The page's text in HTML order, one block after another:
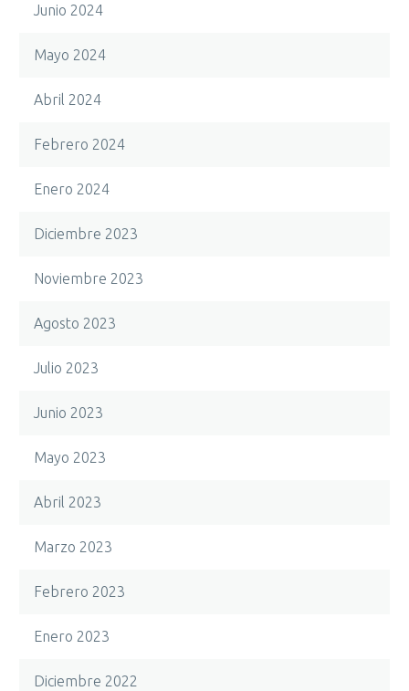
Junio 2024
Mayo 2024
Abril 2024
Febrero 2024
Enero 2024
Diciembre 2023
Noviembre 2023
Agosto 2023
Julio 2023
Junio 2023
Mayo 2023
Abril 2023
Marzo 2023
Febrero 2023
Enero 2023
Diciembre 2022